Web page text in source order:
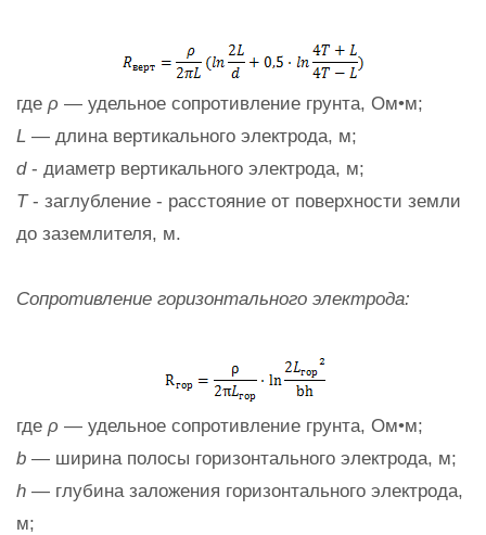
где ρ — удельное сопротивление грунта, Ом•м;
L — длина вертикального электрода, м;
d- диаметр вертикального электрода, м;
T- заглубление - расстояние от поверхности земли
до заземлителя, м.
Сопротивление горизонтального электрода:
где ρ — удельное сопротивление грунта, Ом•м;
b — ширина полосы горизонтального электрода, м;
h — глубина заложения горизонтального электрода,
м;